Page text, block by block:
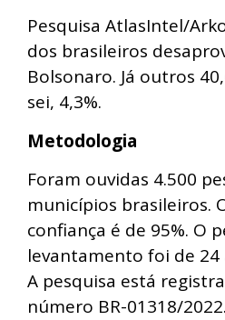
Pesquisa AtlasIntel/
dos brasileiros
Bolsonaro. Já outros
sei, 4,3%.
Metodologia
Foram ouvidas 4.500
municípios brasileiros.
confiança é de 95%. O
levantamento foi de 24
A pesquisa está
número BR-01318/2022.